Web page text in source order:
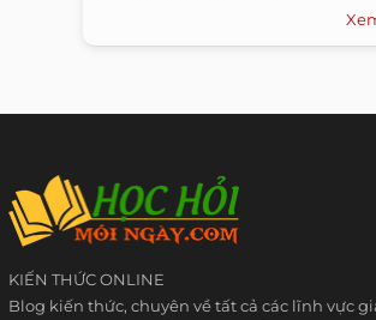
KIẾN THỨC ONLINE
Blog kiến thức, chuyên về tất cả các lĩnh vực